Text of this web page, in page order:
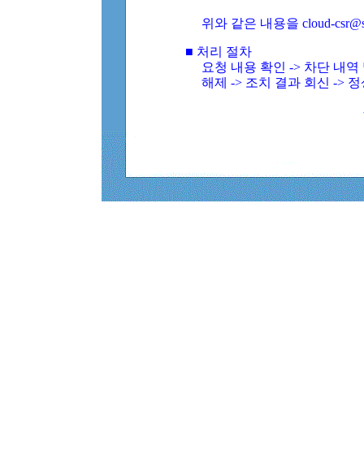
위와 같은 내용을 cloud-
■ 처리 절차
요청 내용 확인 -> 차단 내
해제 -> 조치 결과 회신 ->